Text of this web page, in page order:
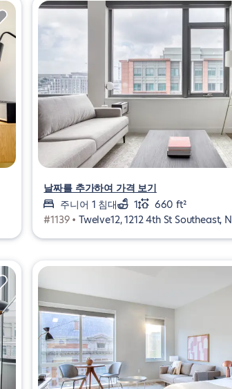
날짜를 추가하여 가격 보기
주니어 1 침대
1
660 ft²
#1139 • Twelve12, 1212 4th St Southeast,